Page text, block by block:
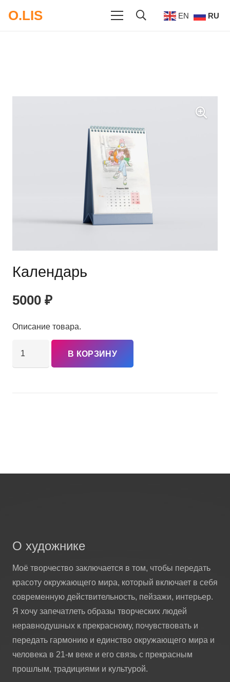
O.LIS EN RU
Календарь
5000 ₽
Описание товара.
В КОРЗИНУ
О художнике
Моё творчество заключается в том, чтобы передать
красоту окружающего мира, который включает в себя
современную действительность, пейзажи, интерьер.
Я хочу запечатлеть образы творческих людей
неравнодушных к прекрасному, почувствовать и
передать гармонию и единство окружающего мира и
человека в 21-м веке и его связь с прекрасным
прошлым, традициями и культурой.